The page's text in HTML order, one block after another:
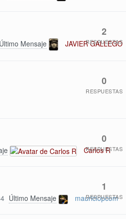
Último Mensaje JAVIER GALLEGO
2
RESPUESTAS
0
RESPUESTAS
Carlos R
0
RESPUESTAS
Último Mensaje mauriciopcom
1
RESPUESTAS